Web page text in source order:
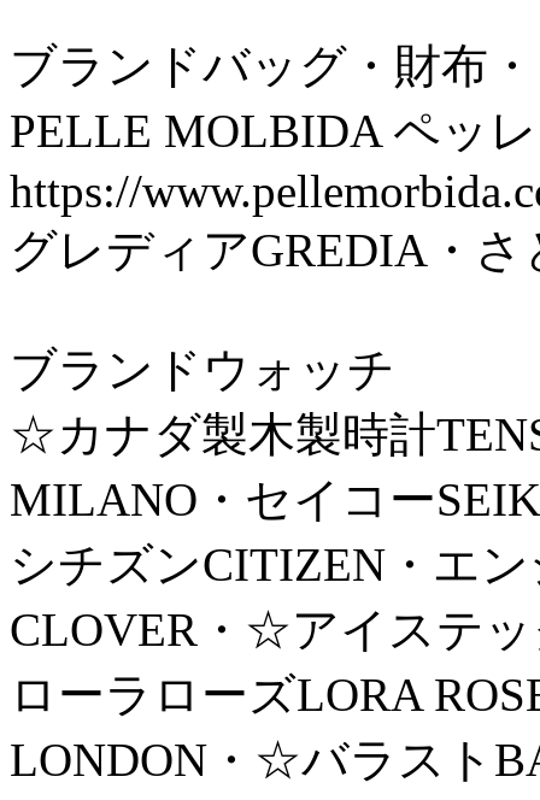
ブランドバッグ・財布・
PELLE MOLBIDA ペ
https://
グレディアGREDIA・さ
ブランドウォッチ
☆カナダ製木製時計
MILANO・セイコー
シチズンCITIZEN・エ
CLOVER・☆アイステッ
ローラローズLORA
LONDON・☆バラスト